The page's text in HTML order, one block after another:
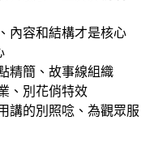
內容和結構才是核心
精簡、故事線組織
、別花俏特效
講的別照唸、為觀眾服